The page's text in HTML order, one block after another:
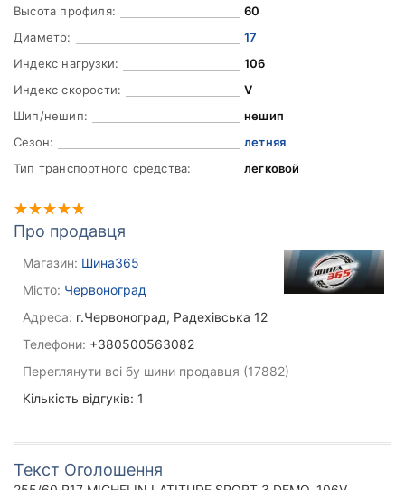
Высота профиля:
60
Диаметр:
17
Индекс нагрузки:
106
Индекс скорости:
V
Шип/нешип:
нешип
Сезон:
летняя
Тип транспортного средства:
легковой
Про продавця
Магазин: Шина365
Місто: Червоноград
Адреса: г.Червоноград, Радехівська 12
Телефони: +380500563082
Переглянути всі бу шини продавця (17882)
Кількість відгуків: 1
Текст Оголошення